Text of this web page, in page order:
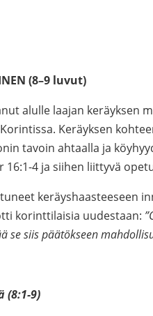
(8–9 luvut)
alulle laajan keräyksen
Keräyksen
tavoin ahtaalla ja
16:1-4 ja siihen liittyvä
keräyshaasteeseen
korinttilaisia uudestaan:
se siis päätökseen
(8:1-9)